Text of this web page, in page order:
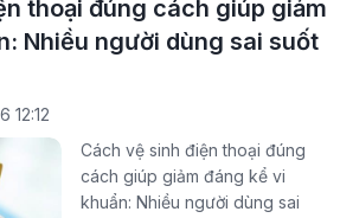
thoại đúng cách giúp giảm
Nhiều người dùng sai suốt
12:12
Cách vệ sinh điện thoại đúng
cách giúp giảm đáng kể vi
khuẩn: Nhiều người dùng sai